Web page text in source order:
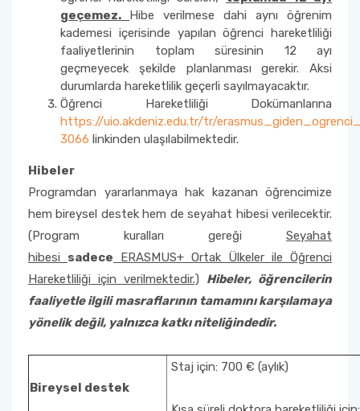
geçemez. Hibe verilmese dahi aynı öğrenim
kademesi içerisinde yapılan öğrenci hareketliliği
faaliyetlerinin toplam süresinin 12 ayı
geçmeyecek şekilde planlanması gerekir. Aksi
durumlarda hareketlilik geçerli sayılmayacaktır.
Öğrenci Hareketliliği Dokümanlarına
https://uio.akdeniz.edu.tr/tr/
3066 linkinden ulaşılabilmektedir.
Hibeler
Programdan yararlanmaya hak kazanan öğrencimize
hem bireysel destek hem de seyahat hibesi verilecektir.
(Program kuralları gereği Seyahat
hibesi sadece ERASMUS+ Ortak Ülkeler ile Öğrenci
Hareketliliği için verilmektedir.)
Hibeler, öğrencilerin
faaliyetle ilgili masraflarının tamamını karşılamaya
yönelik değil, yalnızca katkı niteliğindedir.
Bireysel destek
Staj için: 700 € (aylık)